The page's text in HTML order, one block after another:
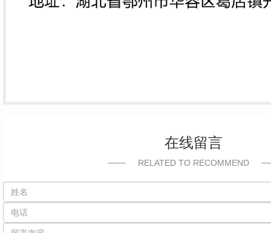
在线留言
RELATED TO RECOMMEND